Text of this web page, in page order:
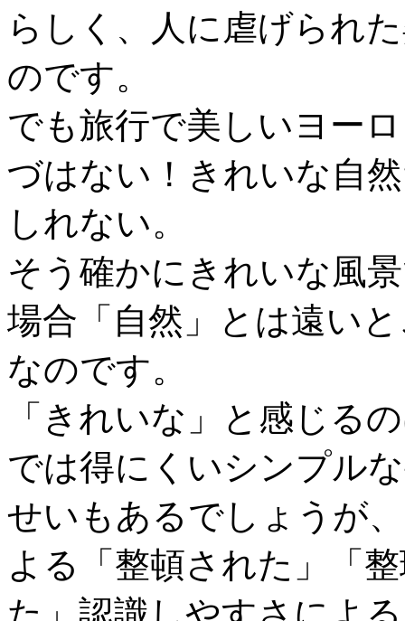
らしく、人に虐げられ
のです。
でも旅行で美しいヨー
づはない！きれいな自
しれない。
そう確かにきれいな風
場合「自然」とは遠い
なのです。
「きれいな」と感じる
では得にくいシンプル
せいもあるでしょうが
よる「整頓された」「